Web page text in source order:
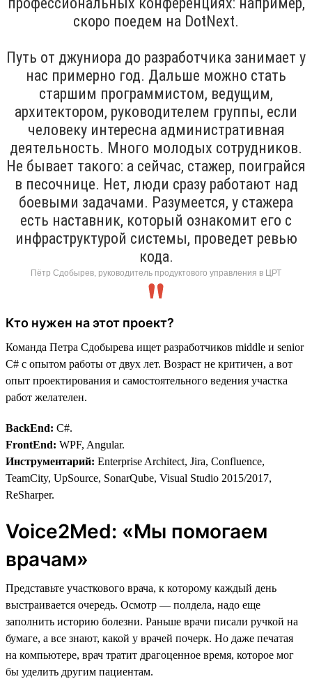
скоро поедем на DotNext.
Путь от джуниора до разработчика занимает у
нас примерно год. Дальше можно стать
старшим программистом, ведущим,
архитектором, руководителем группы, если
человеку интересна административная
деятельность. Много молодых сотрудников.
Не бывает такого: а сейчас, стажер, поиграйся
в песочнице. Нет, люди сразу работают над
боевыми задачами. Разумеется, у стажера
есть наставник, который ознакомит его с
инфраструктурой системы, проведет ревью
кода.
Пётр Сдобырев, руководитель продуктового управления в ЦРТ
Кто нужен на этот проект?
Команда Петра Сдобырева ищет разработчиков middle и senior
С# с опытом работы от двух лет. Возраст не критичен, а вот
опыт проектирования и самостоятельного ведения участка
работ желателен.
BackEnd: C#.
FrontEnd: WPF, Angular.
Инструментарий: Enterprise Architect, Jira, Confluence,
TeamCity, UpSource, SonarQube, Visual Studio 2015/2017,
ReSharper.
Voice2Med: «Мы помогаем
врачам»
Представьте участкового врача, к которому каждый день
выстраивается очередь. Осмотр — полдела, надо еще
заполнить историю болезни. Раньше врачи писали ручкой на
бумаге, а все знают, какой у врачей почерк. Но даже печатая
на компьютере, врач тратит драгоценное время, которое мог
бы уделить другим пациентам.